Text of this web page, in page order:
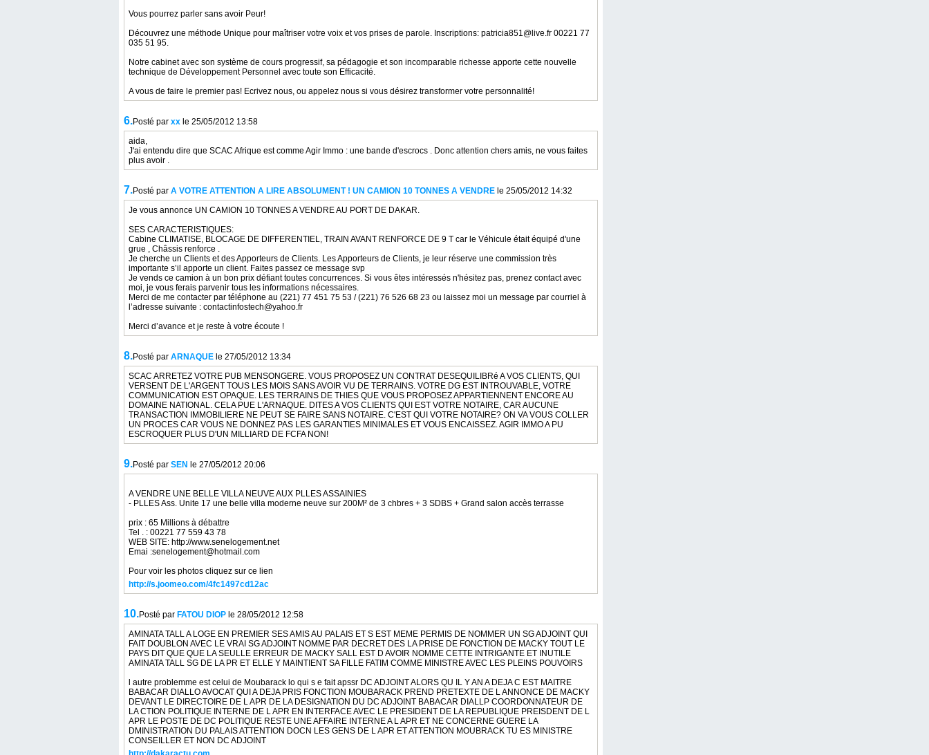
Vous pourrez parler sans avoir Peur!
Découvrez une méthode Unique pour maîtriser votre voix et vos prises de parole. Inscriptions: patricia851@live.fr 00221 77
035 51 95.
Notre cabinet avec son système de cours progressif, sa pédagogie et son incomparable richesse apporte cette nouvelle
technique de Développement Personnel avec toute son Efficacité.
A vous de faire le premier pas! Ecrivez nous, ou appelez nous si vous désirez transformer votre personnalité!
6.Posté par xx le 25/05/2012 13:58
aida,
J'ai entendu dire que SCAC Afrique est comme Agir Immo : une bande d'escrocs . Donc attention chers amis, ne vous faites
plus avoir .
7.Posté par A VOTRE ATTENTION A LIRE ABSOLUMENT ! UN CAMION 10 TONNES A VENDRE le 25/05/2012 14:32
Je vous annonce UN CAMION 10 TONNES A VENDRE AU PORT DE DAKAR.
SES CARACTERISTIQUES:
Cabine CLIMATISE, BLOCAGE DE DIFFERENTIEL, TRAIN AVANT RENFORCE DE 9 T car le Véhicule était équipé d'une
grue , Châssis renforce .
Je cherche un Clients et des Apporteurs de Clients. Les Apporteurs de Clients, je leur réserve une commission très
importante s’il apporte un client. Faites passez ce message svp
Je vends ce camion à un bon prix défiant toutes concurrences. Si vous êtes intéressés n'hésitez pas, prenez contact avec
moi, je vous ferais parvenir tous les informations nécessaires.
Merci de me contacter par téléphone au (221) 77 451 75 53 / (221) 76 526 68 23 ou laissez moi un message par courriel à
l’adresse suivante : contactinfostech@yahoo.fr
Merci d’avance et je reste à votre écoute !
8.Posté par ARNAQUE le 27/05/2012 13:34
SCAC ARRETEZ VOTRE PUB MENSONGERE. VOUS PROPOSEZ UN CONTRAT DESEQUILIBRé A VOS CLIENTS, QUI
VERSENT DE L'ARGENT TOUS LES MOIS SANS AVOIR VU DE TERRAINS. VOTRE DG EST INTROUVABLE, VOTRE
COMMUNICATION EST OPAQUE. LES TERRAINS DE THIES QUE VOUS PROPOSEZ APPARTIENNENT ENCORE AU
DOMAINE NATIONAL. CELA PUE L'ARNAQUE. DITES A VOS CLIENTS QUI EST VOTRE NOTAIRE, CAR AUCUNE
TRANSACTION IMMOBILIERE NE PEUT SE FAIRE SANS NOTAIRE. C'EST QUI VOTRE NOTAIRE? ON VA VOUS COLLER
UN PROCES CAR VOUS NE DONNEZ PAS LES GARANTIES MINIMALES ET VOUS ENCAISSEZ. AGIR IMMO A PU
ESCROQUER PLUS D'UN MILLIARD DE FCFA NON!
9.Posté par SEN le 27/05/2012 20:06
A VENDRE UNE BELLE VILLA NEUVE AUX PLLES ASSAINIES
- PLLES Ass. Unite 17 une belle villa moderne neuve sur 200M² de 3 chbres + 3 SDBS + Grand salon accès terrasse
prix : 65 Millions à débattre
Tel . : 00221 77 559 43 78
WEB SITE: http://www.senelogement.net
Emai :senelogement@hotmail.com
Pour voir les photos cliquez sur ce lien
http://s.joomeo.com/4fc1497cd12ac
10.Posté par FATOU DIOP le 28/05/2012 12:58
AMINATA TALL A LOGE EN PREMIER SES AMIS AU PALAIS ET S EST MEME PERMIS DE NOMMER UN SG ADJOINT QUI
FAIT DOUBLON AVEC LE VRAI SG ADJOINT NOMME PAR DECRET DES LA PRISE DE FONCTION DE MACKY TOUT LE
PAYS DIT QUE QUE LA SEULLE ERREUR DE MACKY SALL EST D AVOIR NOMME CETTE INTRIGANTE ET INUTILE
AMINATA TALL SG DE LA PR ET ELLE Y MAINTIENT SA FILLE FATIM COMME MINISTRE AVEC LES PLEINS POUVOIRS
l autre problemme est celui de Moubarack lo qui s e fait apssr DC ADJOINT ALORS QU IL Y AN A DEJA C EST MAITRE
BABACAR DIALLO AVOCAT QUI A DEJA PRIS FONCTION MOUBARACK PREND PRETEXTE DE L ANNONCE DE MACKY
DEVANT LE DIRECTOIRE DE L APR DE LA DESIGNATION DU DC ADJOINT BABACAR DIALLP COORDONNATEUR DE
LA CTION POLITIQUE INTERNE DE L APR EN INTERFACE AVEC LE PRESIDENT DE LA REPUBLIQUE PREISDENT DE L
APR LE POSTE DE DC POLITIQUE RESTE UNE AFFAIRE INTERNE A L APR ET NE CONCERNE GUERE LA
DMINISTRATION DU PALAIS ATTENTION DOCN LES GENS DE L APR ET ATTENTION MOUBRACK TU ES MINISTRE
CONSEILLER ET NON DC ADJOINT